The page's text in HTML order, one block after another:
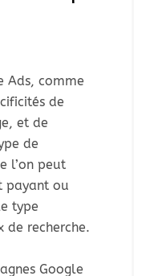
Ads, comme
de
et de
de
l’on peut
payant ou
type
de recherche.
Google